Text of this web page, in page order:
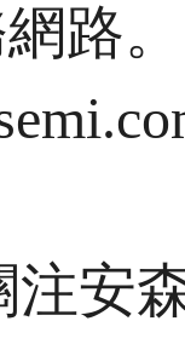
路
注安